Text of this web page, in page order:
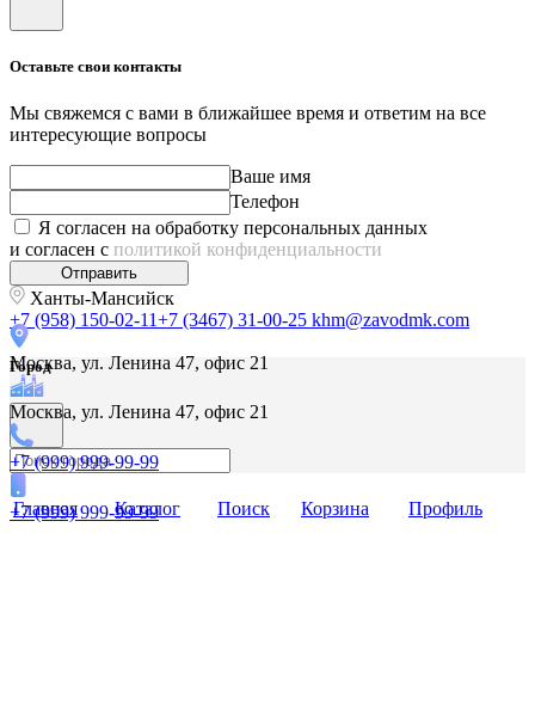
Москва, ул. Ленина 47, офис 21
Москва, ул. Ленина 47, офис 21
+7 (999) 999-99-99
+7 (999) 999-99-99
Оставьте свои контакты
Мы свяжемся с вами в ближайшее время и ответим на все
интересующие вопросы
Ваше имя
Телефон
Я согласен на обработку персональных данных
и согласен с политикой конфиденциальности
Отправить
Ханты-Мансийск
+7 (958) 150-02-11+7 (3467) 31-00-25 khm@zavodmk.com
Город
Главная Каталог Поиск Корзина Профиль